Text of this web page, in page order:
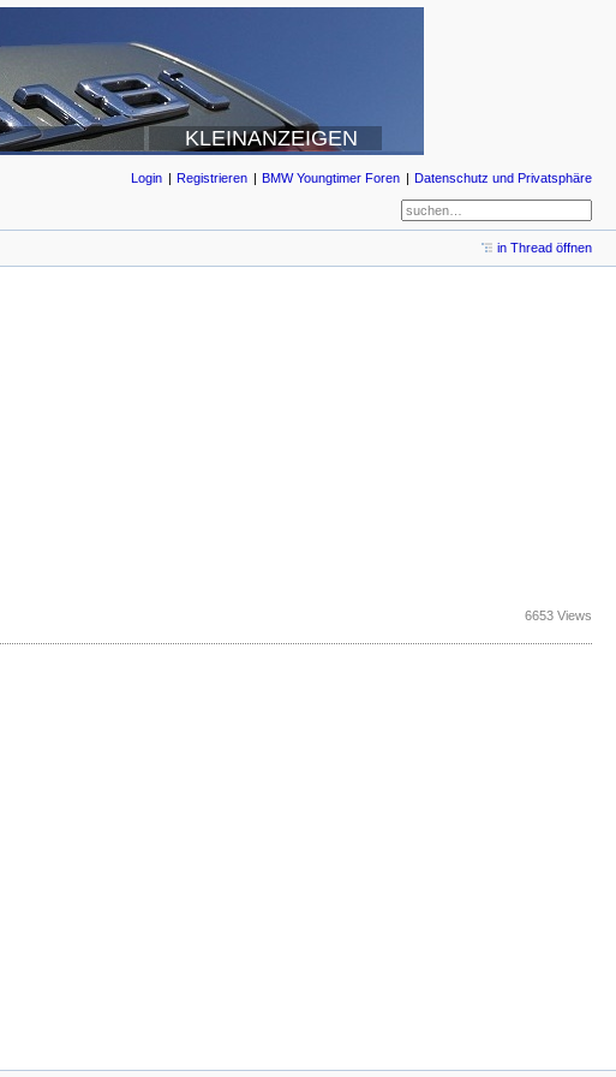
KLEINANZEIGEN
Login Registrieren BMW Youngtimer Foren Datenschutz und Privatsphäre
in Thread öffnen
6653 Views